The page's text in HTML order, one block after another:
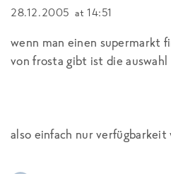
28.12.2005 at 14:51
wenn man einen supermarkt
von frosta gibt ist die auswahl
also einfach nur verfügbarkeit